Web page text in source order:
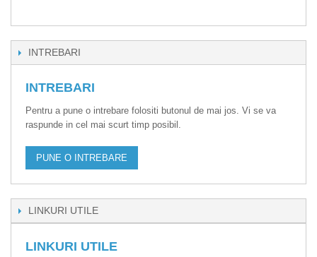
INTREBARI
INTREBARI
Pentru a pune o intrebare folositi butonul de mai jos. Vi se va
raspunde in cel mai scurt timp posibil.
PUNE O INTREBARE
LINKURI UTILE
LINKURI UTILE